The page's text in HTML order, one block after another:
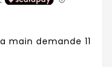
main demande 11